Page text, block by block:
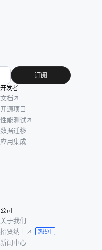
订阅
开发者
文档
开源项目
性能测试
数据迁移
应用集成
公司
关于我们
招贤纳士
热招中
新闻中心